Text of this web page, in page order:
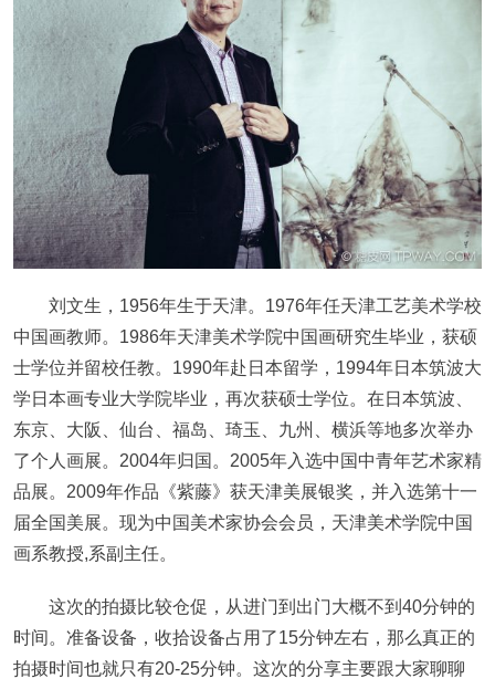
刘文生，1956年生于天津。1976年任天津工艺美术学校
中国画教师。1986年天津美术学院中国画研究生毕业，获硕
士学位并留校任教。1990年赴日本留学，1994年日本筑波大
学日本画专业大学院毕业，再次获硕士学位。在日本筑波、
东京、大阪、仙台、福岛、琦玉、九州、横浜等地多次举办
了个人画展。2004年归国。2005年入选中国中青年艺术家精
品展。2009年作品《紫藤》获天津美展银奖，并入选第十一
届全国美展。现为中国美术家协会会员，天津美术学院中国
画系教授,系副主任。
这次的拍摄比较仓促，从进门到出门大概不到40分钟的
时间。准备设备，收拾设备占用了15分钟左右，那么真正的
拍摄时间也就只有20-25分钟。这次的分享主要跟大家聊聊